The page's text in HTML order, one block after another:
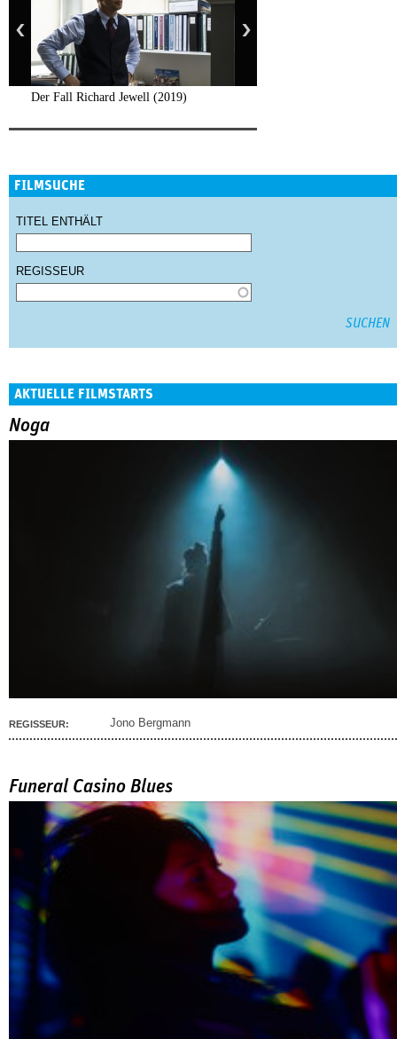
Der Fall Richard Jewell (2019)
FILMSUCHE
TITEL ENTHÄLT
REGISSEUR
AKTUELLE FILMSTARTS
Noga
REGISSEUR: Jono Bergmann
Funeral Casino Blues